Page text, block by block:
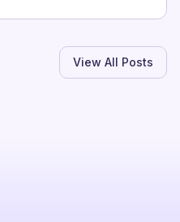
View All Posts